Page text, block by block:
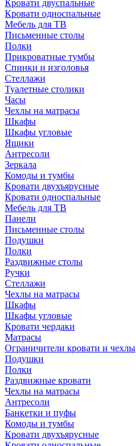
Кровати двуспальные
Кровати односпальные
Мебель для ТВ
Письменные столы
Полки
Прикроватные тумбы
Спинки и изголовья
Стеллажи
Туалетные столики
Часы
Чехлы на матрасы
Шкафы
Шкафы угловые
Ящики
Антресоли
Зеркала
Комоды и тумбы
Кровати двухъярусные
Кровати односпальные
Мебель для ТВ
Панели
Письменные столы
Подушки
Полки
Раздвижные столы
Ручки
Стеллажи
Чехлы на матрасы
Шкафы
Шкафы угловые
Кровати чердаки
Матрасы
Ограничители кровати и чехлы
Подушки
Полки
Раздвижные кровати
Чехлы на матрасы
Антресоли
Банкетки и пуфы
Комоды и тумбы
Кровати двухъярусные